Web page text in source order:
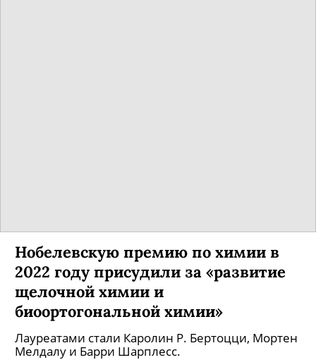
Нобелевскую премию по химии в
2022 году присудили за «развитие
щелочной химии и
биоортогональной химии»
Лауреатами стали Каролин Р. Бертоцци, Мортен
Мелдалу и Барри Шарплесс.